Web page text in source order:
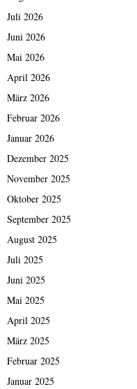
Juli 2026
Juni 2026
Mai 2026
April 2026
März 2026
Februar 2026
Januar 2026
Dezember 2025
November 2025
Oktober 2025
September 2025
August 2025
Juli 2025
Juni 2025
Mai 2025
April 2025
März 2025
Februar 2025
Januar 2025